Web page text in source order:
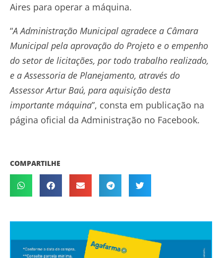
Aires para operar a máquina.
“A Administração Municipal agradece a Câmara
Municipal pela aprovação do Projeto e o empenho
do setor de licitações, por todo trabalho realizado,
e a Assessoria de Planejamento, através do
Assessor Artur Baú, para aquisição desta
importante máquina”, consta em publicação na
página oficial da Administração no Facebook.
COMPARTILHE